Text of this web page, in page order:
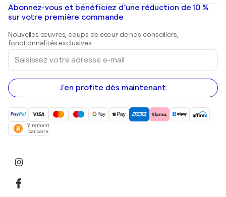
Mr. Brainwash
Shepard Fairey
Peintures de paysage
Estampes
Peintures acryliques
Galeries d'art en France
Galeries d'art en Belgique
Abonnez-vous et bénéficiez d’une réduction de 10 %
sur votre première commande
Nouvelles œuvres, coups de cœur de nos conseillers,
fonctionnalités exclusives.
Saisissez
votre
adresse
e-
mail
J'en profite dès maintenant
Virement
bancaire